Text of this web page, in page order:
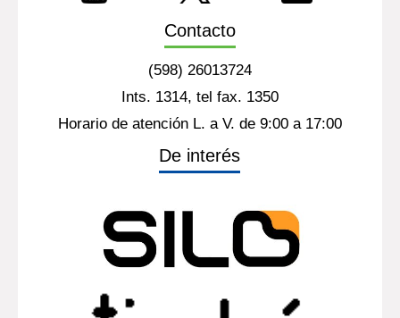
Contacto
(598) 26013724
Ints. 1314, tel fax. 1350
Horario de atención L. a V. de 9:00 a 17:00
De interés